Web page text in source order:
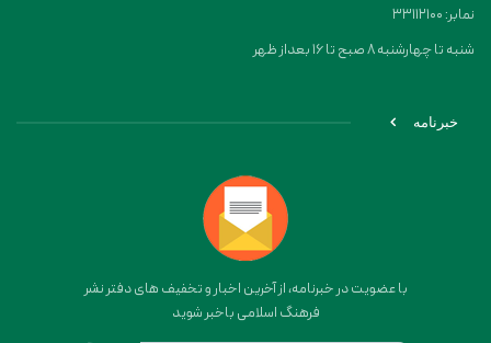
نمابر: 33112100
شنبه تا چهارشنبه 8 صبح تا 16 بعداز ظهر
خبرنامه
با عضویت در خبرنامه، از آخرین اخبار و تخفیف های دفتر نشر
فرهنگ اسلامی باخبر شوید